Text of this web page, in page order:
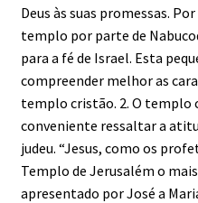
Deus às suas promessas.
templo por parte de
para a fé de Israel. Esta
compreender melhor as
templo cristão. 2. O templo
conveniente ressaltar a
judeu. “Jesus, como os
Templo de Jerusalém o
apresentado por José a